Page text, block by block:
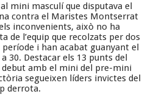
mini masculí que disputava el
contra el Maristes Montserrat
inconvenients, això no ha
de l’equip que recolzats per dos
i han acabat guanyant el
30. Destacar els 13 punts del
amb el mini del pre-mini
segueixen líders invictes del
derrota.